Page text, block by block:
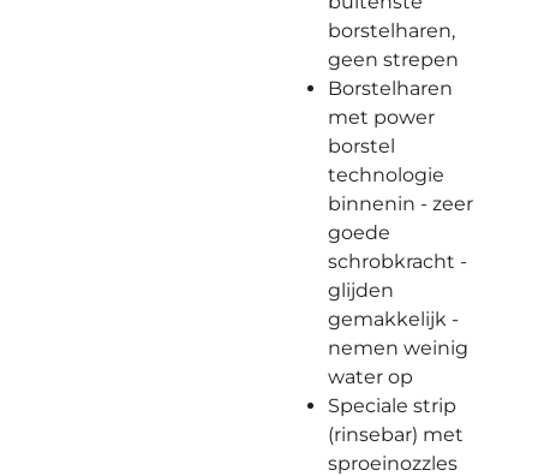
borstelharen,
geen strepen
Borstelharen
met power
borstel
technologie
binnenin - zeer
goede
schrobkracht -
glijden
gemakkelijk -
nemen weinig
water op
Speciale strip
(rinsebar) met
sproeinozzles